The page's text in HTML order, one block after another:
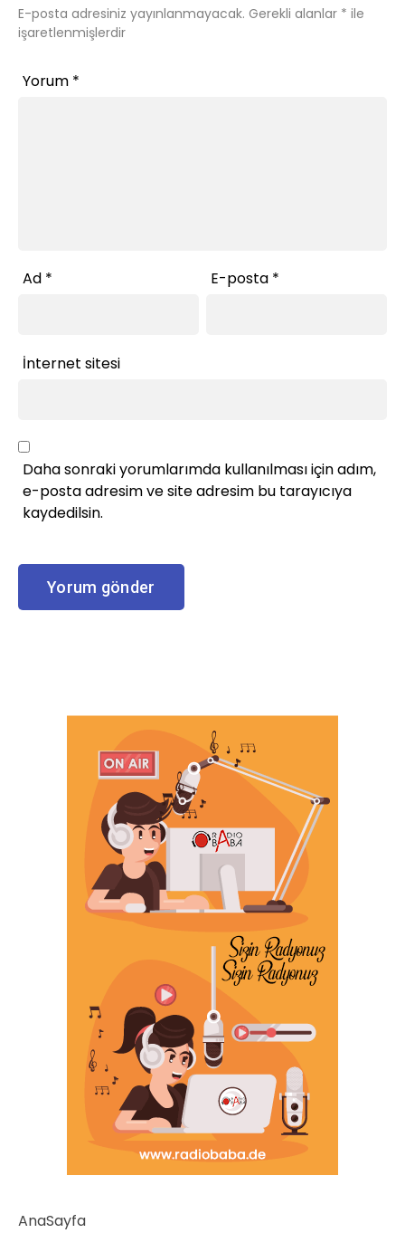
E-posta adresiniz yayınlanmayacak. Gerekli alanlar * ile
işaretlenmişlerdir
Yorum *
Ad * E-posta *
İnternet sitesi
Daha sonraki yorumlarımda kullanılması için adım,
e-posta adresim ve site adresim bu tarayıcıya
kaydedilsin.
AnaSayfa